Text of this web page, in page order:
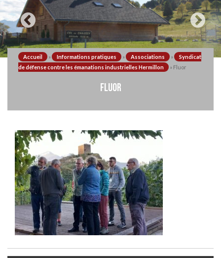
Accueil » Informations pratiques » Associations »
Syndicat
de défense contre les émanations industrielles Hermillon
» Fluor
FLUOR